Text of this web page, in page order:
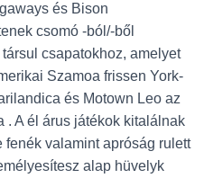
és Bison
csomó -ból/-ből
csapatokhoz, amelyet
Szamoa frissen York-
és Motown Leo az
. A él árus játékok kitalálnak
valamint apróság rulett
alap hüvelyk